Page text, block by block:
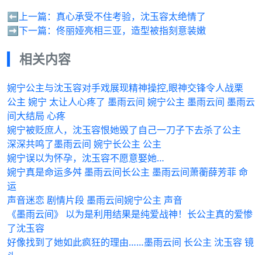
⬅️上一篇： 真心承受不住考验，沈玉容太绝情了
➡️下一篇： 佟丽娅亮相三亚，造型被指刻意装嫩
相关内容
婉宁公主与沈玉容对手戏展现精神操控,眼神交锋令人战栗
公主 婉宁 太让人心疼了 墨雨云间 婉宁公主 墨雨云间 墨雨云
间大结局 心疼
婉宁被贬庶人，沈玉容恨她毁了自己一刀子下去杀了公主
深深共鸣了墨雨云间 婉宁长公主 公主
婉宁误以为怀孕，沈玉容不愿意娶她…
婉宁真是命运多舛 墨雨云间长公主 墨雨云间萧蘅薛芳菲 命
运
声音迷恋 剧情片段 墨雨云间婉宁公主 声音
《墨雨云间》 以为是利用结果是纯爱战神！长公主真的爱惨
了沈玉容
好像找到了她如此疯狂的理由……墨雨云间 长公主 沈玉容 镜